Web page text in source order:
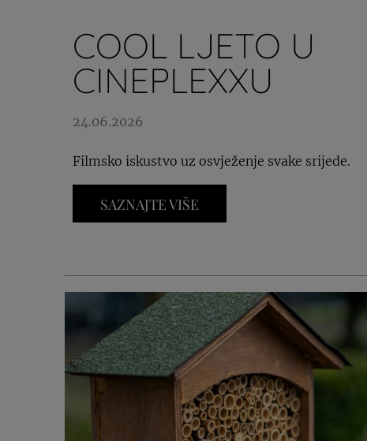
COOL LJETO U
CINEPLEXXU
24.06.2026
Filmsko iskustvo uz osvježenje svake srijede.
SAZNAJTE VIŠE